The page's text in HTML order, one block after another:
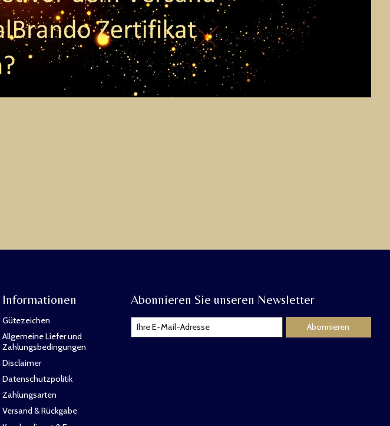
Informationen
Gütezeichen
Allgemeine Liefer und
Zahlungsbedingungen
Disclaimer
Datenschutzpolitik
Zahlungsarten
Versand & Rückgabe
Abonnieren Sie unseren Newsletter
Abonnieren